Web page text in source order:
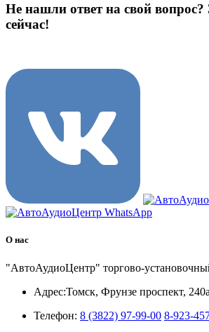
Не нашли ответ на свой вопрос?
сейчас!
О нас
"АвтоАудиоЦентр" торгово-
Адрес:Томск, Фрунзе проспект,
Телефон: 8 (3822) 97-99-00 8-923-